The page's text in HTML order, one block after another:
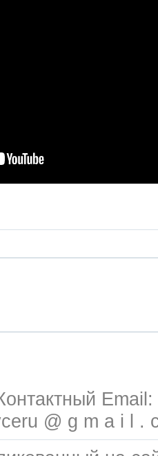
Email:
@ g m a i l .